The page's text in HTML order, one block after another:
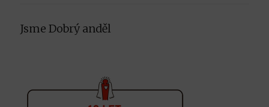
Jsme Dobrý anděl